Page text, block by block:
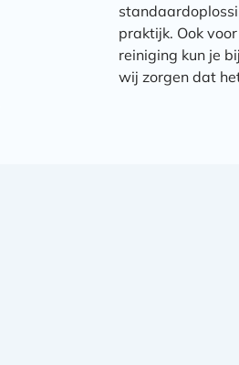
praktijk. Ook
reiniging kun je
wij zorgen dat